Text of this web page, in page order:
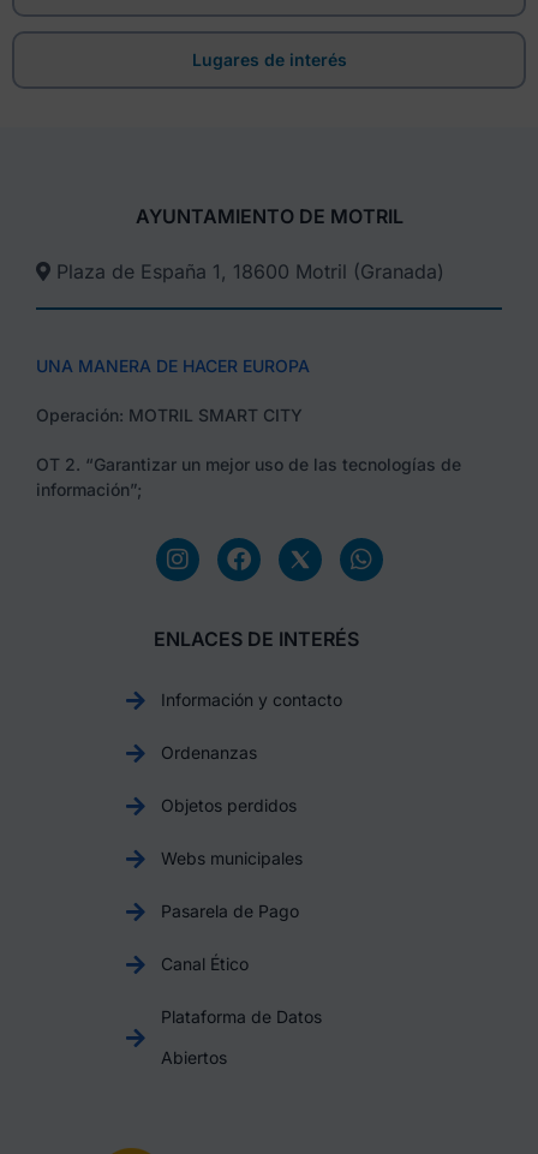
Lugares de interés
AYUNTAMIENTO DE MOTRIL
Plaza de España 1, 18600 Motril (Granada)​
UNA MANERA DE HACER EUROPA
Operación: MOTRIL SMART CITY
OT 2. “Garantizar un mejor uso de las tecnologías de
información”;
ENLACES DE INTERÉS
Información y contacto
Ordenanzas
Objetos perdidos
Webs municipales
Pasarela de Pago
Canal Ético
Plataforma de Datos
Abiertos